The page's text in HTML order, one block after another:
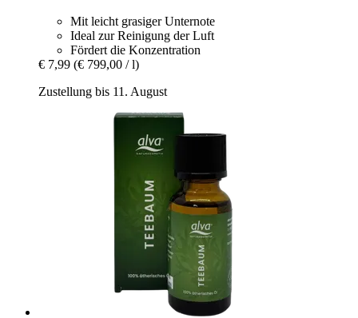
Mit leicht grasiger Unternote
Ideal zur Reinigung der Luft
Fördert die Konzentration
€ 7,99 (€ 799,00 / l)
Zustellung bis 11. August